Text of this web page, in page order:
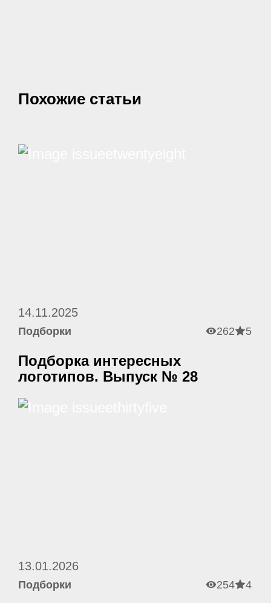
Похожие статьи
14.11.2025
Подборки 262 5
Подборка интересных
логотипов. Выпуск № 28
13.01.2026
Подборки 254 4